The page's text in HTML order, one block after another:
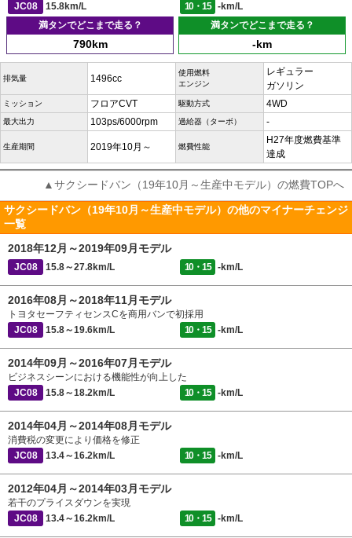
JC08
15.8km/L 10・15
-km/L
満タンでどこまで走る？
790km
満タンでどこまで走る？
-km
排気量 1496cc
使用燃料
エンジン
レギュラー
ガソリン
ミッション フロアCVT 駆動方式 4WD
最大出力 103ps/6000rpm 過給器（ターボ） -
生産期間 2019年10月～ 燃費性能
H27年度燃費基準
達成
▲サクシードバン（19年10月～生産中モデル）の燃費TOPへ
サクシードバン（19年10月～生産中モデル）の他のマイナーチェンジ
一覧
2018年12月～2019年09月モデル
JC08 15.8～27.8km/L 10・15 -km/L
2016年08月～2018年11月モデル
トヨタセーフティセンスCを商用バンで初採用
JC08
15.8～19.6km/L 10・15 -km/L
2014年09月～2016年07月モデル
ビジネスシーンにおける機能性が向上した
JC08
15.8～18.2km/L 10・15 -km/L
2014年04月～2014年08月モデル
消費税の変更により価格を修正
JC08
13.4～16.2km/L 10・15 -km/L
2012年04月～2014年03月モデル
若干のプライスダウンを実現
JC08
13.4～16.2km/L 10・15 -km/L